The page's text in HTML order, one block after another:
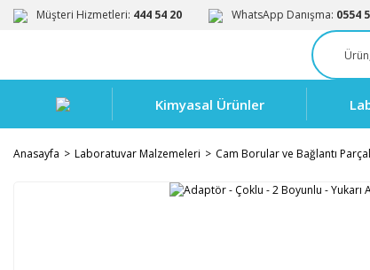
Müşteri Hizmetleri: 444 54 20 WhatsApp Danışma: 0554
Kimyasal Ürünler
Anasayfa Laboratuvar Malzemeleri Cam Borular ve Bağlantı